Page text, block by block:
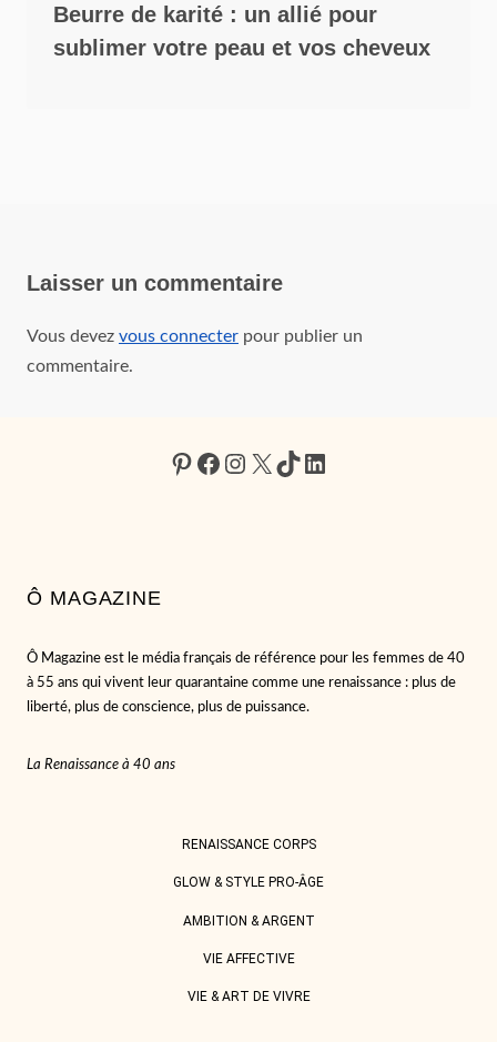
Beurre de karité : un allié pour
sublimer votre peau et vos cheveux
Laisser un commentaire
Vous devez vous connecter pour publier un
commentaire.
Pinterest
Facebook
Instagram
X TikTokLinkedIn
Ô MAGAZINE
Ô Magazine est le média français de référence pour les femmes de 40
à 55 ans qui vivent leur quarantaine comme une renaissance : plus de
liberté, plus de conscience, plus de puissance.
La Renaissance à 40 ans
RENAISSANCE CORPS
GLOW & STYLE PRO-ÂGE
AMBITION & ARGENT
VIE AFFECTIVE
VIE & ART DE VIVRE